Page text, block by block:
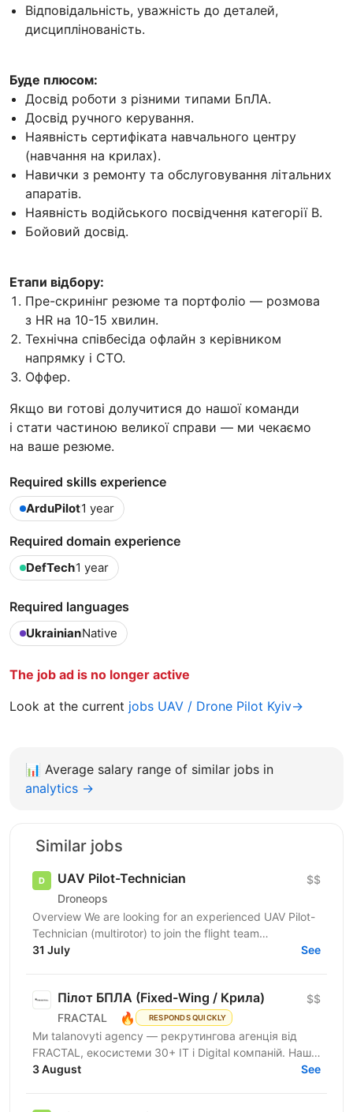
Відповідальність, уважність до деталей,
дисциплінованість.
Буде плюсом:
Досвід роботи з різними типами БпЛА.
Досвід ручного керування.
Наявність сертифіката навчального центру
(навчання на крилах).
Навички з ремонту та обслуговування літальних
апаратів.
Наявність водійського посвідчення категорії В.
Бойовий досвід.
Етапи відбору:
Пре-скринінг резюме та портфоліо — розмова
з HR на 10-15 хвилин.
Технічна співбесіда офлайн з керівником
напрямку і CTO.
Оффер.
Якщо ви готові долучитися до нашої команди
і стати частиною великої справи — ми чекаємо
на ваше резюме.
Required skills experience
ArduPilot1 year
Required domain experience
DefTech1 year
Required languages
UkrainianNative
The job ad is no longer active
Look at the current jobs UAV / Drone Pilot Kyiv→
📊 Average salary range of similar jobs in
analytics →
Similar jobs
UAV Pilot-Technician
Droneops
$$
Overview We are looking for an experienced UAV Pilot-
Technician (multirotor) to join the flight team
responsible for testing our flagship R&D product — a...
31 July See
Пілот БПЛА (Fixed-Wing / Крила)
FRACTAL 🔥 RESPONDS QUICKLY
$$
Ми talanovyti agency — рекрутингова агенція від
FRACTAL, екосистеми 30+ IT і Digital компаній. Наш
клієнт — українська mil-tech компанія, що створює...
3 August See